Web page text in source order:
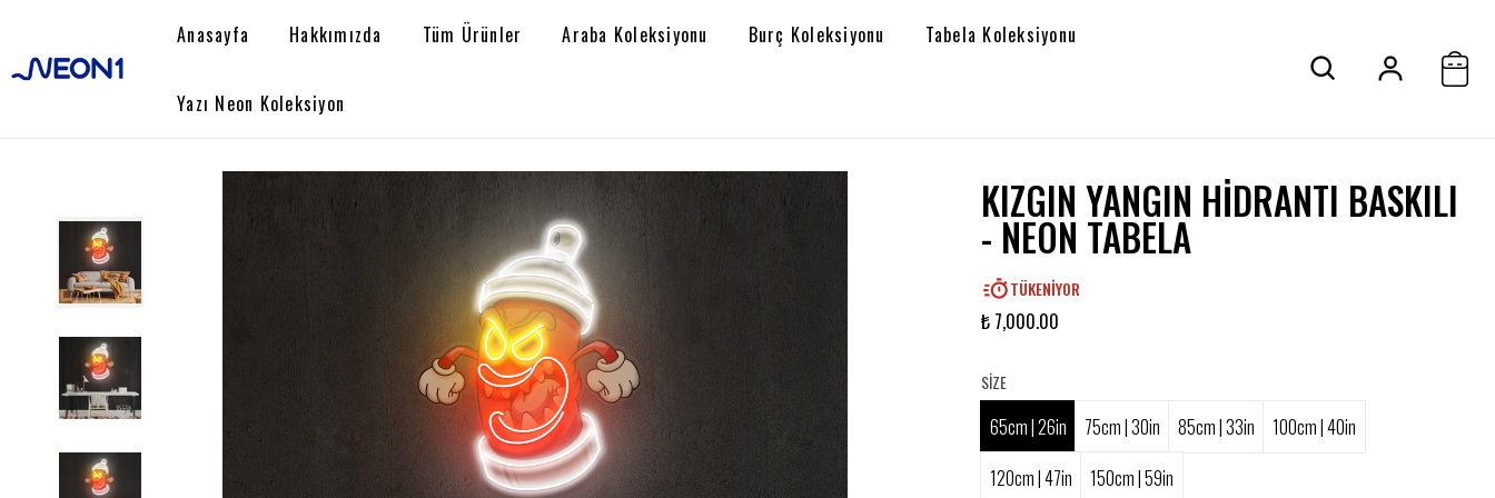
Anasayfa Hakkımızda Tüm Ürünler Araba Koleksiyonu Burç Koleksiyonu Tabela Koleksiyonu
Yazı Neon Koleksiyon
KIZGIN YANGIN HIDRANTI BASKILI
- NEON TABELA
TÜKENIYOR
₺ 7,000.00
SIZE
65cm | 26in 75cm | 30in 85cm | 33in
100cm | 40in
120cm | 47in
150cm | 59in